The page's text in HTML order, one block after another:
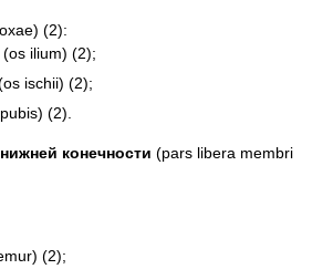
(2):
(os ilium) (2);
ischii) (2);
(2).
конечности (pars libera membri
(2);